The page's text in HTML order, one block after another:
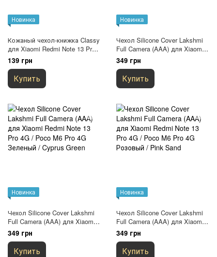
Новинка
Кожаный чехол-книжка Classy
для Xiaomi Redmi Note 13 Pro
4G / Poco M6 Pro 4G Черный
139 грн
Купить
Новинка
Чехол Silicone Cover Lakshmi
Full Camera (AAA) для Xiaomi
Redmi Note 13 Pro 4G / Poco
M6 Pro 4G Желтый / Yellow
349 грн
Купить
Новинка
Чехол Silicone Cover Lakshmi
Full Camera (AAA) для Xiaomi
Redmi Note 13 Pro 4G / Poco
M6 Pro 4G Зеленый / Cyprus
Green
349 грн
Купить
Новинка
Чехол Silicone Cover Lakshmi
Full Camera (AAA) для Xiaomi
Redmi Note 13 Pro 4G / Poco
M6 Pro 4G Розовый / Pink
Sand
349 грн
Купить